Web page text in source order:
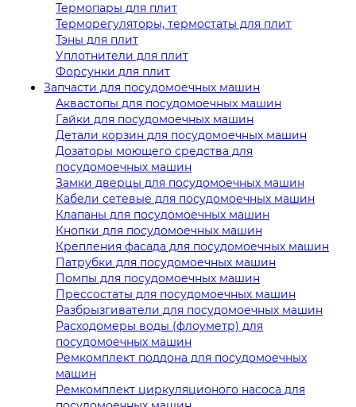
Термопары для плит
Терморегуляторы, термостаты для плит
Тэны для плит
Уплотнители для плит
Форсунки для плит
Запчасти для посудомоечных машин
Аквастопы для посудомоечных машин
Гайки для посудомоечных машин
Детали корзин для посудомоечных машин
Дозаторы моющего средства для
посудомоечных машин
Замки дверцы для посудомоечных машин
Кабели сетевые для посудомоечных машин
Клапаны для посудомоечных машин
Кнопки для посудомоечных машин
Крепления фасада для посудомоечных машин
Патрубки для посудомоечных машин
Помпы для посудомоечных машин
Прессостаты для посудомоечных машин
Разбрызгиватели для посудомоечных машин
Расходомеры воды (флоуметр) для
посудомоечных машин
Ремкомплект поддона для посудомоечных
машин
Ремкомплект циркуляционого насоса для